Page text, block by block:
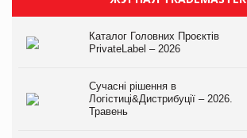
Каталог Головних Проєктів
PrivateLabel – 2026
Сучасні рішення в
Логістиці&Дистрибуції – 2026.
Травень